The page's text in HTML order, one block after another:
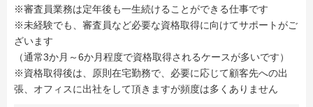
※審査員業務は定年後も一生続けることができる仕事です
※未経験でも、審査員など必要な資格取得に向けてサポートがご
ざいます
（通常3か月～6か月程度で資格取得されるケースが多いです）
※資格取得後は、原則在宅勤務で、必要に応じて顧客先への出
張、オフィスに出社をして頂きますが頻度は多くありません